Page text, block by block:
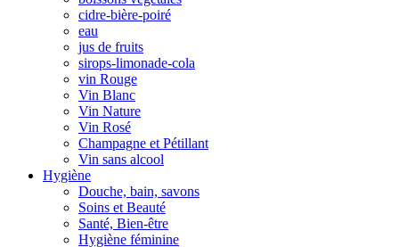
cidre-bière-poiré
eau
jus de fruits
sirops-limonade-cola
vin Rouge
Vin Blanc
Vin Nature
Vin Rosé
Champagne et Pétillant
Vin sans alcool
Hygiène
Douche, bain, savons
Soins et Beauté
Santé, Bien-être
Hygiène féminine